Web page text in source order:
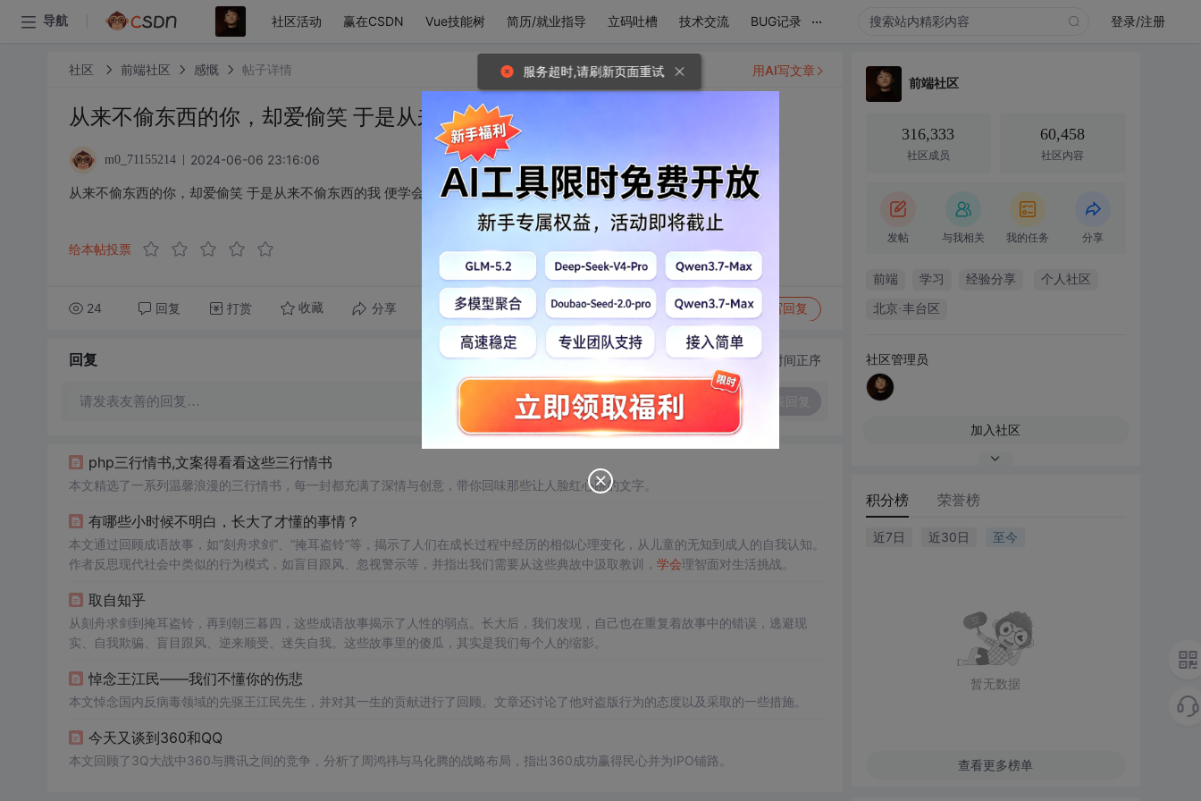
导航 社区活动 赢在CSDN Vue技能树 简历/就业指导 立码吐槽 技术交流 BUG记录 ... 登录/注册
社区 前端社区 感慨 帖子详情
从来不偷东西的你，却爱偷笑 于是从来不偷东西的我 便学会了偷看
m0_71155214 2024-06-06 23:16:06
从来不偷东西的你，却爱偷笑 于是从来不偷东西的我 便学会了偷看
给本帖投票
24 回复 打赏 收藏 分享 转发到动态 举报 写回复
用AI写文章
回复 切换为时间正序
请发表友善的回复…
php三行情书,文案得看看这些三行情书
本文精选了一系列温馨浪漫的三行情书，每一封都充满了深情与创意，带你回味那些让人脸红心跳的文字。
有哪些小时候不明白，长大了才懂的事情？
本文通过回顾成语故事，如“刻舟求剑”、“掩耳盗铃”等，揭示了人们在成长过程中经历的相似心理变化，从儿童的无知到成人的自我认知。
作者反思现代社会中类似的行为模式，如盲目跟风、忽视警示等，并指出我们需要从这些典故中汲取教训， 学会理智面对生活挑战。
取自知乎
从刻舟求剑到掩耳盗铃，再到朝三暮四，这些成语故事揭示了人性的弱点。长大后，我们发现，自己也在重复着故事中的错误，逃避现
实、自我欺骗、盲目跟风、逆来顺受、迷失自我。这些故事里的傻瓜，其实是我们每个人的缩影。
悼念王江民——我们不懂你的伤悲
本文悼念国内反病毒领域的先驱王江民先生，并对其一生的贡献进行了回顾。文章还讨论了他对盗版行为的态度以及采取的一些措施。
今天又谈到360和QQ
本文回顾了3Q大战中360与腾讯之间的竞争，分析了周鸿祎与马化腾的战略布局，指出360成功赢得民心并为IPO铺路。
前端社区
316,333
社区成员
60,458
社区内容
发帖 与我相关 我的任务 分享
前端 学习 经验分享 个人社区
北京·丰台区
社区管理员
加入社区
积分榜 荣誉榜
近7日 近30日 至今
暂无数据
查看更多榜单
服务超时,请刷新页面重试